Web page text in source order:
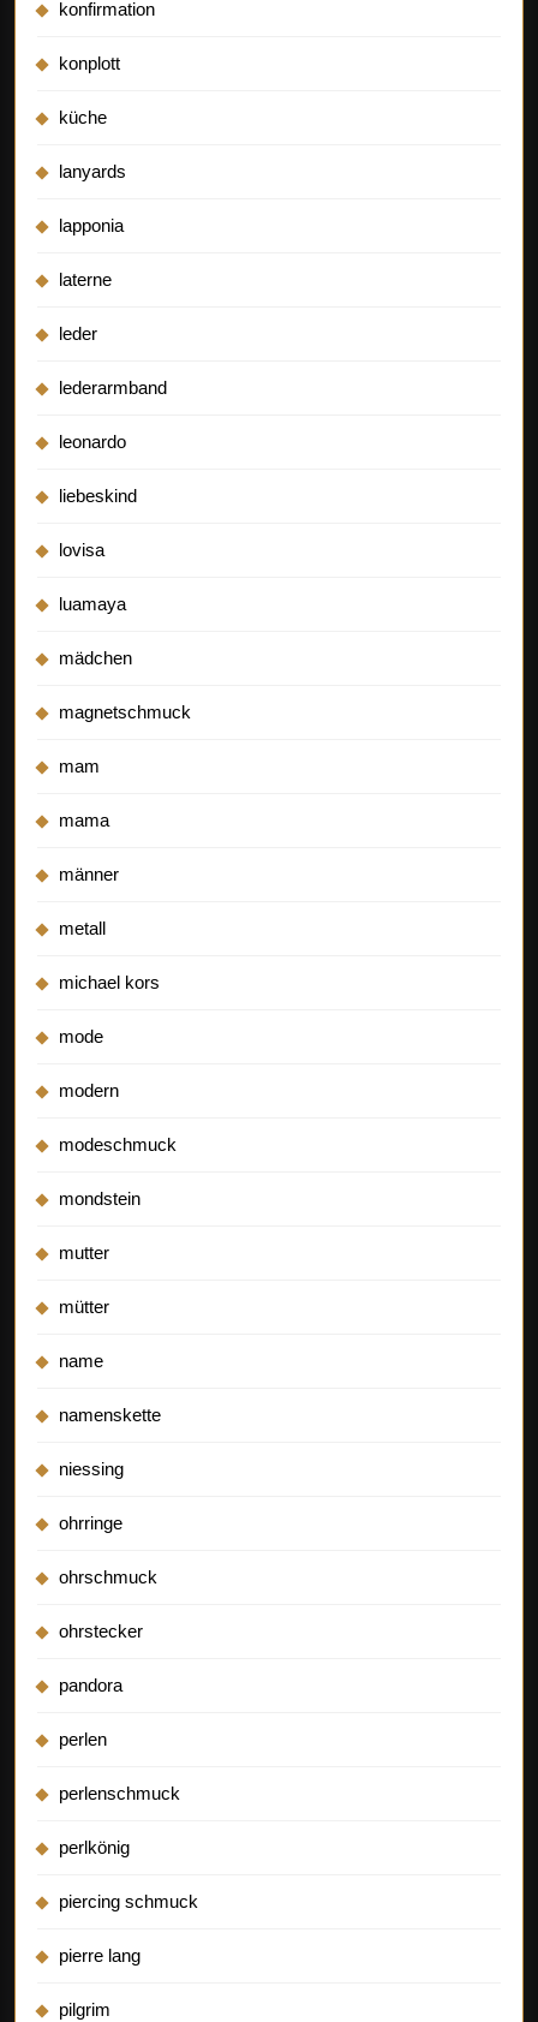
konfirmation
konplott
küche
lanyards
lapponia
laterne
leder
lederarmband
leonardo
liebeskind
lovisa
luamaya
mädchen
magnetschmuck
mam
mama
männer
metall
michael kors
mode
modern
modeschmuck
mondstein
mutter
mütter
name
namenskette
niessing
ohrringe
ohrschmuck
ohrstecker
pandora
perlen
perlenschmuck
perlkönig
piercing schmuck
pierre lang
pilgrim